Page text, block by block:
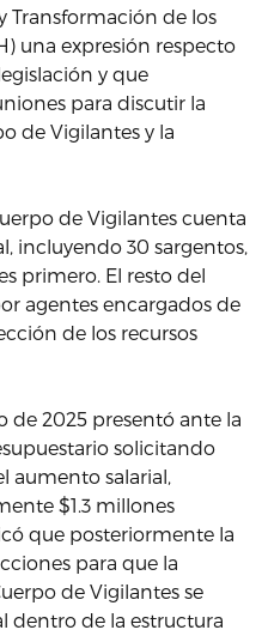
Transformación de los
una expresión respecto
y que
para discutir la
de Vigilantes y la
de Vigilantes cuenta
incluyendo 30 sargentos,
primero. El resto del
agentes encargados de
de los recursos
de 2025 presentó ante la
solicitando
aumento salarial,
$1.3 millones
que posteriormente la
para que la
de Vigilantes se
dentro de la estructura